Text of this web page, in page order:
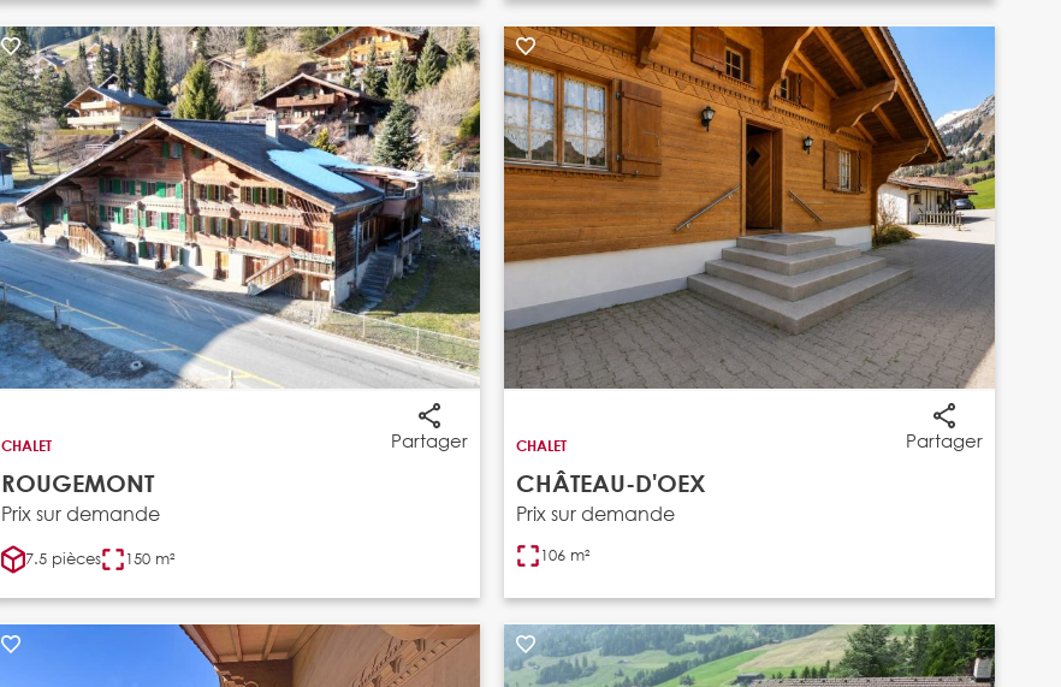
Partager
CHALET
ROUGEMONT
Prix sur demande
7.5 pièces 150 m²
Partager
CHALET
CHÂTEAU-D'OEX
Prix sur demande
106 m²